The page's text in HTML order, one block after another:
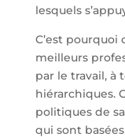
lesquels
C’est pourquoi
meilleurs
par le travail, à
hiérarchiques.
politiques de
qui sont